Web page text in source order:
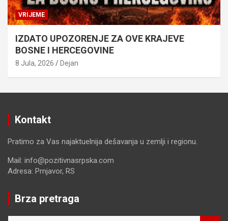
VRIJEME
IZDATO UPOZORENJE ZA OVE KRAJEVE
BOSNE I HERCEGOVINE
8 Jula, 2026 Dejan
Kontakt
Pratimo za Vas najaktuelnija dešavanja u zemlji i regionu.
Mail: info@pozitivnasrpska.com
Adresa: Prnjavor, RS
Brza pretraga